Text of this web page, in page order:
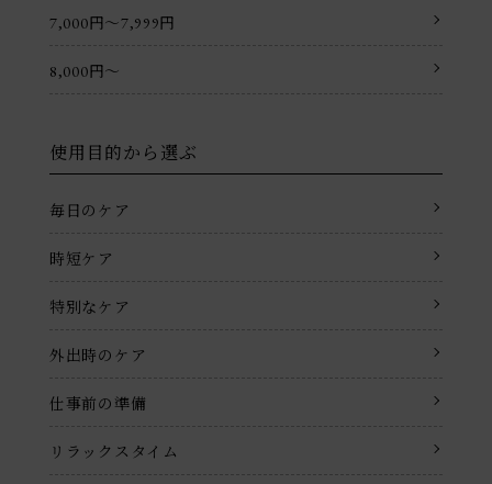
7,000円〜7,999円
8,000円〜
使用目的から選ぶ
毎日のケア
時短ケア
特別なケア
外出時のケア
仕事前の準備
リラックスタイム